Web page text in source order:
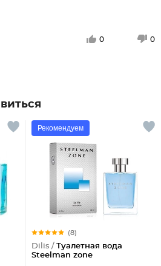
0 0
Рекомендуем
(8)
Dilis / Туалетная вода
Steelman zone